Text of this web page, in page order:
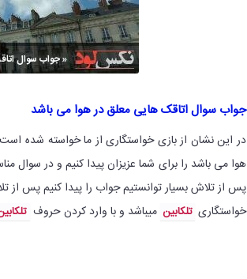
جواب سوال اتاقک هایی معلق در هوا می باشد
در این نشان از بازی خواستگاری از ما خواسته شده
هوا می باشد را برای شما عزیزان پیدا کنیم و در
پس از تلاش بسیار توانستیم جواب را پیدا کنیم پس
خواستگاری تلکابین میباشد و با وارد کردن حروف